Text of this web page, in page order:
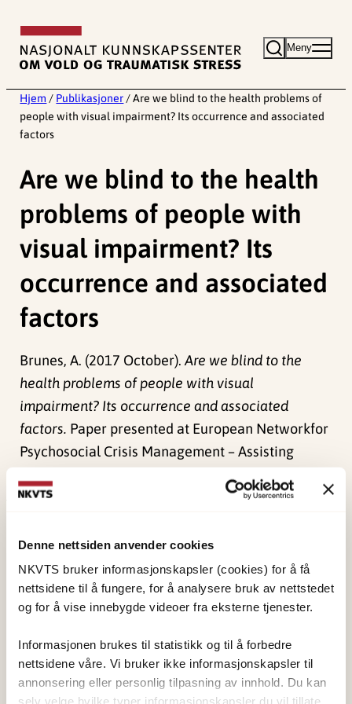
Denne nettsiden anvender cookies
NKVTS bruker informasjonskapsler (cookies) for å få
nettsidene til å fungere, for å analysere bruk av nettstedet
og for å vise innebygde videoer fra eksterne tjenester.
Informasjonen brukes til statistikk og til å forbedre
nettsidene våre. Vi bruker ikke informasjonskapsler til
annonsering eller personlig tilpasning av innhold. Du kan
selv velge hvilke typer informasjonskapsler du vil tillate.
innhold
Meny
Hjem / Publikasjoner / Are we blind to the health problems of
people with visual impairment? Its occurrence and associated
factors
Are we blind to the health
problems of people with
visual impairment? Its
occurrence and associated
factors
Brunes, A. (2017 October).Are we blind to the
health problems of people with visual
impairment? Its occurrence and associated
factors. Paper presented at European Networkfor
Psychosocial Crisis Management – Assisting
Sist redigert:1. juni 2026
NKVTS utvikler og sprer kunnskap og kompetanse
om vold og traumatisk stress. Formålet er å bidra